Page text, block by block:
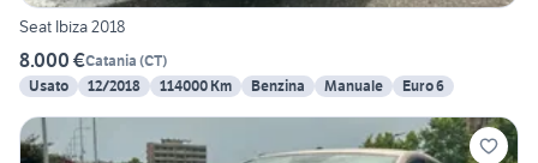
Seat Ibiza 2018
8.000 €Catania (CT)
Usato
12/2018 114000 Km Benzina Manuale Euro 6